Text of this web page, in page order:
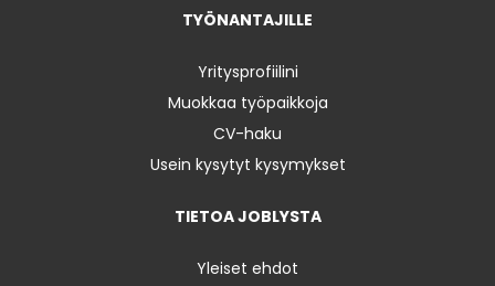
TYÖNANTAJILLE
Yritysprofiilini
Muokkaa työpaikkoja
CV-haku
Usein kysytyt kysymykset
TIETOA JOBLYSTA
Yleiset ehdot